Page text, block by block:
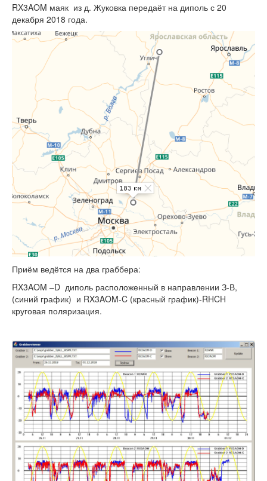
RX3AOM маяк из д. Жуковка передаёт на диполь с 20
декабря 2018 года.
Приём ведётся на два граббера:
RX3AOM –D диполь расположенный в направлении З-В,
(синий график) и RX3AOM-C (красный график)-RHCH
круговая поляризация.